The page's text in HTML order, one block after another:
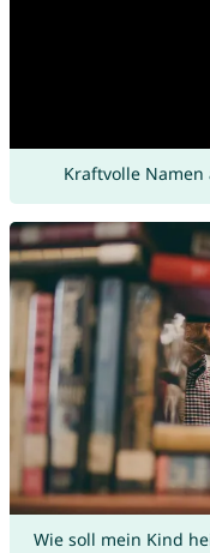
Kraftvolle
Wie soll mein Kind